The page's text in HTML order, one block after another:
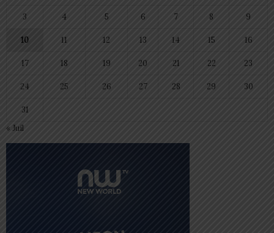
3 4 5 6 7 8 9
10 11 12 13 14 15 16
17 18 19 20 21 22 23
24 25 26 27 28 29 30
31
« Juil